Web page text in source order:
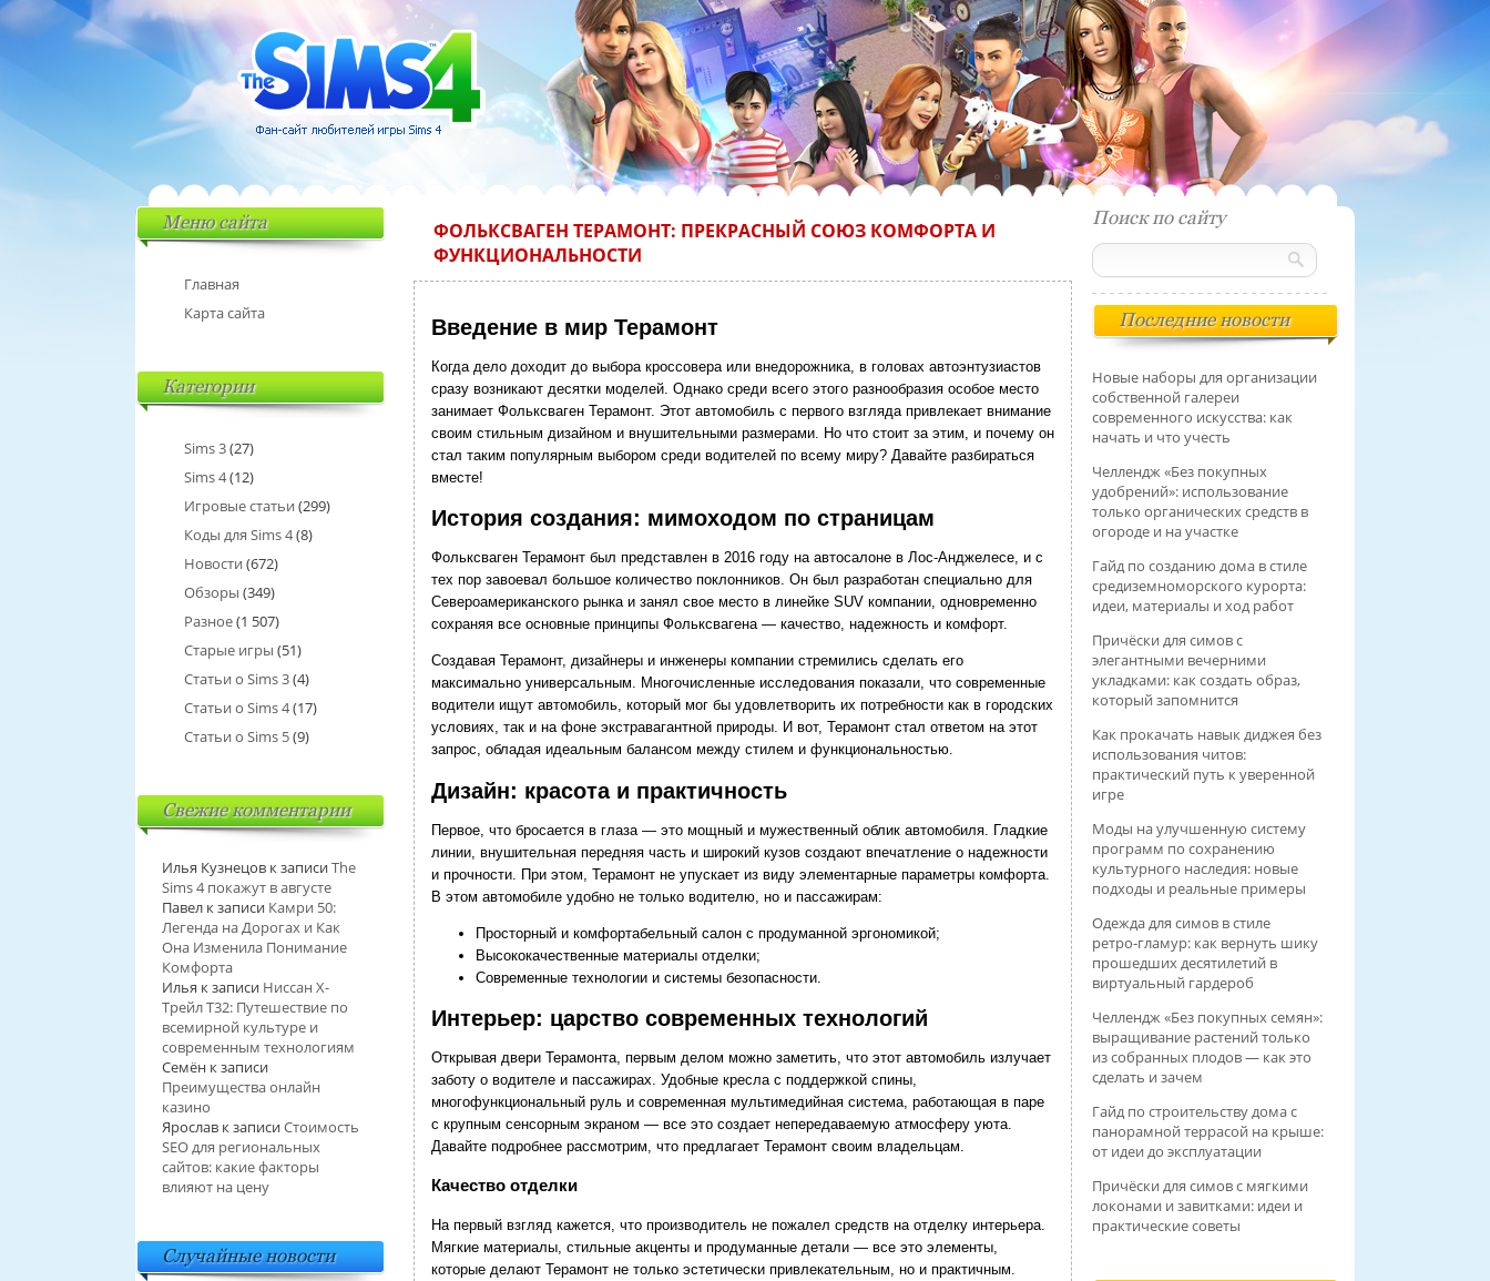
ФОЛЬКСВАГЕН ТЕРАМОНТ: ПРЕКРАСНЫЙ СОЮЗ КОМФОРТА И
ФУНКЦИОНАЛЬНОСТИ
Введение в мир Терамонт
Когда дело доходит до выбора кроссовера или внедорожника, в головах автоэнтузиастов
сразу возникают десятки моделей. Однако среди всего этого разнообразия особое место
занимает Фольксваген Терамонт. Этот автомобиль с первого взгляда привлекает внимание
своим стильным дизайном и внушительными размерами. Но что стоит за этим, и почему он
стал таким популярным выбором среди водителей по всему миру? Давайте разбираться
вместе!
История создания: мимоходом по страницам
Фольксваген Терамонт был представлен в 2016 году на автосалоне в Лос-Анджелесе, и с
тех пор завоевал большое количество поклонников. Он был разработан специально для
Североамериканского рынка и занял свое место в линейке SUV компании, одновременно
сохраняя все основные принципы Фольксвагена — качество, надежность и комфорт.
Создавая Терамонт, дизайнеры и инженеры компании стремились сделать его
максимально универсальным. Многочисленные исследования показали, что современные
водители ищут автомобиль, который мог бы удовлетворить их потребности как в городских
условиях, так и на фоне экстравагантной природы. И вот, Терамонт стал ответом на этот
запрос, обладая идеальным балансом между стилем и функциональностью.
Дизайн: красота и практичность
Первое, что бросается в глаза — это мощный и мужественный облик автомобиля. Гладкие
линии, внушительная передняя часть и широкий кузов создают впечатление о надежности
и прочности. При этом, Терамонт не упускает из виду элементарные параметры комфорта.
В этом автомобиле удобно не только водителю, но и пассажирам:
Просторный и комфортабельный салон с продуманной эргономикой;
Высококачественные материалы отделки;
Современные технологии и системы безопасности.
Интерьер: царство современных технологий
Открывая двери Терамонта, первым делом можно заметить, что этот автомобиль излучает
заботу о водителе и пассажирах. Удобные кресла с поддержкой спины,
многофункциональный руль и современная мультимедийная система, работающая в паре
с крупным сенсорным экраном — все это создает непередаваемую атмосферу уюта.
Давайте подробнее рассмотрим, что предлагает Терамонт своим владельцам.
Качество отделки
На первый взгляд кажется, что производитель не пожалел средств на отделку интерьера.
Мягкие материалы, стильные акценты и продуманные детали — все это элементы,
которые делают Терамонт не только эстетически привлекательным, но и практичным.
Меню сайта
Главная
Карта сайта
Категории
Sims 3(27)
Sims 4(12)
Игровые статьи (299)
Коды для Sims 4(8)
Новости (672)
Обзоры (349)
Разное(1 507)
Старые игры (51)
Статьи о Sims 3(4)
Статьи о Sims 4(17)
Статьи о Sims 5(9)
Свежие комментарии
Илья Кузнецов к записиThe
Sims 4 покажут в августе
Павел к записи Камри 50:
Легенда на Дорогах и Как
Она Изменила Понимание
Комфорта
Илья к записи Ниссан Х-
Трейл T32: Путешествие по
всемирной культуре и
современным технологиям
Семён к записи
Преимущества онлайн
казино
Ярослав к записиСтоимость
SEO для региональных
сайтов: какие факторы
влияют на цену
Случайные новости
Поиск по сайту
Последние новости
Новые наборы для организации
собственной галереи
современного искусства: как
начать и что учесть
Челлендж «Без покупных
удобрений»: использование
только органических средств в
огороде и на участке
Гайд по созданию дома в стиле
средиземноморского курорта:
идеи, материалы и ход работ
Причёски для симов с
элегантными вечерними
укладками: как создать образ,
который запомнится
Как прокачать навык диджея без
использования читов:
практический путь к уверенной
игре
Моды на улучшенную систему
программ по сохранению
культурного наследия: новые
подходы и реальные примеры
Одежда для симов в стиле
ретро‑гламур: как вернуть шику
прошедших десятилетий в
виртуальный гардероб
Челлендж «Без покупных семян»:
выращивание растений только
из собранных плодов — как это
сделать и зачем
Гайд по строительству дома с
панорамной террасой на крыше:
от идеи до эксплуатации
Причёски для симов с мягкими
локонами и завитками: идеи и
практические советы